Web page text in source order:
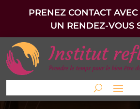
PRENEZ CONTACT
UN RENDEZ-VOUS